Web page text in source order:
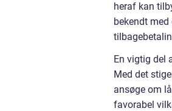
heraf kan
bekendt
En vigtig del
Med det
ansøge om
favorabel